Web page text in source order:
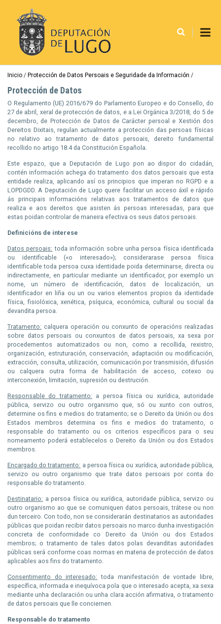
contenido
principal
Ruta
de
navegación
Inicio Protección de Datos Persoais e Seguridade da Información
Protección de Datos
O Regulamento (UE) 2016/679 do Parlamento Europeo e do Consello, do
27 de abril, xeral de protección de datos, e a Lei Orgánica 3/2018, do 5 de
decembro, de Protección de Datos de Carácter persoal e Xestión dos
Dereitos Dixitais, regulan actualmente a protección das persoas físicas
no relativo ao tratamento de datos persoais, dereito fundamental
recollido no artigo 18.4 da Constitución Española.
Este espazo, que a Deputación de Lugo pon ao dispor do cidadán,
contén información achega do tratamento dos datos persoais que esta
entidade realiza, aplicando así os principios que imperan no RGPD e a
LOPDGDD. A Deputación de Lugo quere facilitar un acceso áxil e rápido
ás principais informacións relativas aos tratamentos de datos que
realiza e aos dereitos que asisten ás persoas interesadas, para que
estas poidan controlar de maneira efectiva os seus datos persoais.
Definicións de interese
Datos persoais: toda información sobre unha persoa física identificada
ou identificable («o interesado»); considerarase persoa física
identificable toda persoa cuxa identidade poida determinarse, directa ou
indirectamente, en particular mediante un identificador, por exemplo un
nome, un número de identificación, datos de localización, un
identificador en liña ou un ou varios elementos propios da identidade
física, fisiolóxica, xenética, psíquica, económica, cultural ou social da
devandita persoa.
Tratamento: calquera operación ou conxunto de operacións realizadas
sobre datos persoais ou conxuntos de datos persoais, xa sexa por
procedementos automatizados ou non, como a recollida, rexistro,
organización, estruturación, conservación, adaptación ou modificación,
extracción, consulta, utilización, comunicación por transmisión, difusión
ou calquera outra forma de habilitación de acceso, cotexo ou
interconexión, limitación, supresión ou destrución.
Responsable do tratamento: a persoa física ou xurídica, autoridade
pública, servizo ou outro organismo que, só ou xunto con outros,
determine os fins e medios do tratamento; se o Dereito da Unión ou dos
Estados membros determina os fins e medios do tratamento, o
responsable do tratamento ou os criterios específicos para o seu
nomeamento poderá establecelos o Dereito da Unión ou dos Estados
membros.
Encargado do tratamento: a persoa física ou xurídica, autoridade pública,
servizo ou outro organismo que trate datos persoais por conta do
responsable do tratamento.
Destinatario: a persoa física ou xurídica, autoridade pública, servizo ou
outro organismo ao que se comuniquen datos persoais, trátese ou non
dun terceiro. Con todo, non se considerarán destinatarios as autoridades
públicas que poidan recibir datos persoais no marco dunha investigación
concreta de conformidade co Dereito da Unión ou dos Estados
membros; o tratamento de tales datos polas devanditas autoridades
públicas será conforme coas normas en materia de protección de datos
aplicables aos fins do tratamento.
Consentimento do interesado: toda manifestación de vontade libre,
específica, informada e inequívoca pola que o interesado acepta, xa sexa
mediante unha declaración ou unha clara acción afirmativa, o tratamento
de datos persoais que lle conciernen.
Responsable do tratamento